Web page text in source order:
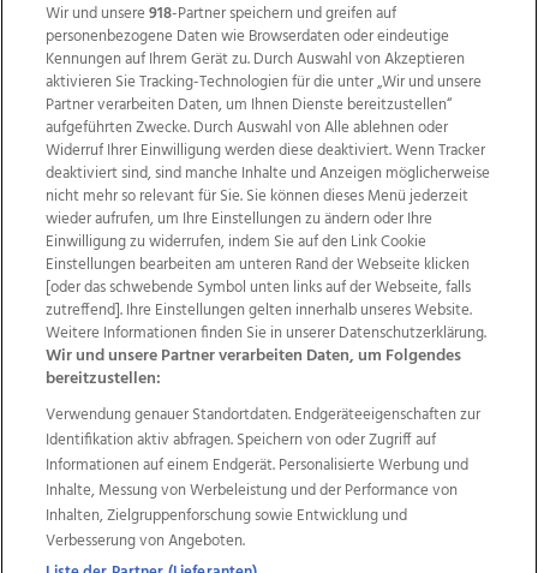
Wir über uns Mediadaten Kontakt
Jobs
Datenschutz
Impressum
AGB Anzeigekunden
AGB Website
Ehrenkodex Politische Werbung
Weitere Angebote des Medienhauses Wimmer
TV1 di-mog-i.at OÖNow
Ischler Woche
Life Radio
OÖNachrichten
OÖN Immobilien
OÖN Karriere
OÖN Reise
Promenaden Galerien
Regionaljobs
wasistlos.at
Wir und unsere918-Partner speichern und greifen auf
personenbezogene Daten wie Browserdaten oder eindeutige
Kennungen auf Ihrem Gerät zu. Durch Auswahl von Akzeptieren
aktivieren Sie Tracking-Technologien für die unter „Wir und unsere
Partner verarbeiten Daten, um Ihnen Dienste bereitzustellen“
aufgeführten Zwecke. Durch Auswahl von Alle ablehnen oder
Widerruf Ihrer Einwilligung werden diese deaktiviert. Wenn Tracker
deaktiviert sind, sind manche Inhalte und Anzeigen möglicherweise
nicht mehr so relevant für Sie. Sie können dieses Menü jederzeit
wieder aufrufen, um Ihre Einstellungen zu ändern oder Ihre
Einwilligung zu widerrufen, indem Sie auf den Link Cookie
Einstellungen bearbeiten am unteren Rand der Webseite klicken
[oder das schwebende Symbol unten links auf der Webseite, falls
zutreffend]. Ihre Einstellungen gelten innerhalb unseres Website.
Weitere Informationen finden Sie in unserer Datenschutzerklärung.
Wir und unsere Partner verarbeiten Daten, um Folgendes
bereitzustellen:
Verwendung genauer Standortdaten. Endgeräteeigenschaften zur
Identifikation aktiv abfragen. Speichern von oder Zugriff auf
Informationen auf einem Endgerät. Personalisierte Werbung und
Inhalte, Messung von Werbeleistung und der Performance von
Inhalten, Zielgruppenforschung sowie Entwicklung und
Verbesserung von Angeboten.